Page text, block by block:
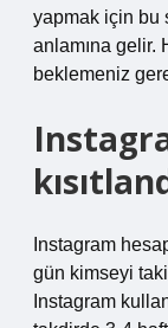
yapmak için bu
anlamına gelir.
beklemeniz
Instagram
gün kimseyi
Instagram